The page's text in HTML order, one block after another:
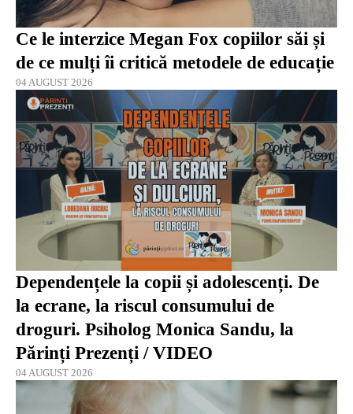
Ce le interzice Megan Fox copiilor săi și
de ce mulți îi critică metodele de educație
04 AUGUST 2026
Dependențele la copii și adolescenți. De
la ecrane, la riscul consumului de
droguri. Psiholog Monica Sandu, la
Părinți Prezenți / VIDEO
04 AUGUST 2026